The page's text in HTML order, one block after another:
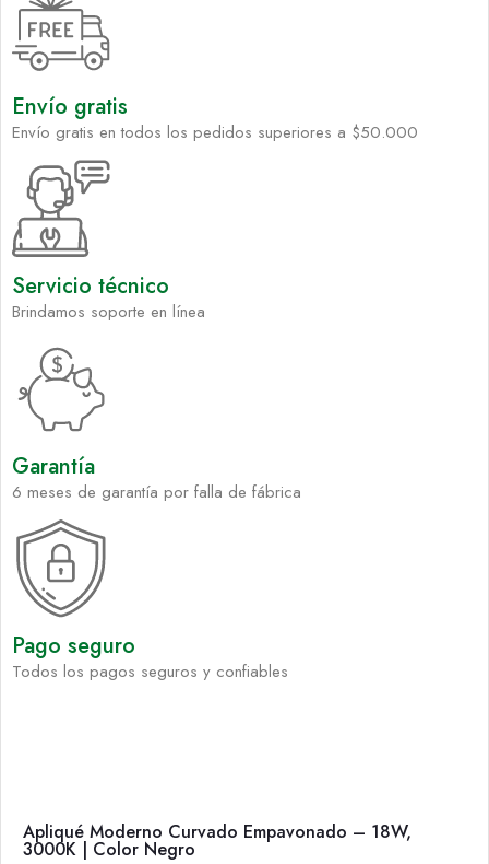
Envío gratis
Envío gratis en todos los pedidos superiores a $50.000
Servicio técnico
Brindamos soporte en línea
Garantía
6 meses de garantía por falla de fábrica
Pago seguro
Todos los pagos seguros y confiables
Apliqué Moderno Curvado Empavonado – 18W,
3000K | Color Negro